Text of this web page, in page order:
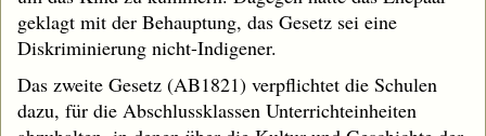
geklagt mit der Behauptung, das Gesetz sei eine
Diskriminierung nicht-Indigener.
Das zweite Gesetz (AB1821) verpflichtet die Schulen
dazu, für die Abschlussklassen Unterrichteinheiten